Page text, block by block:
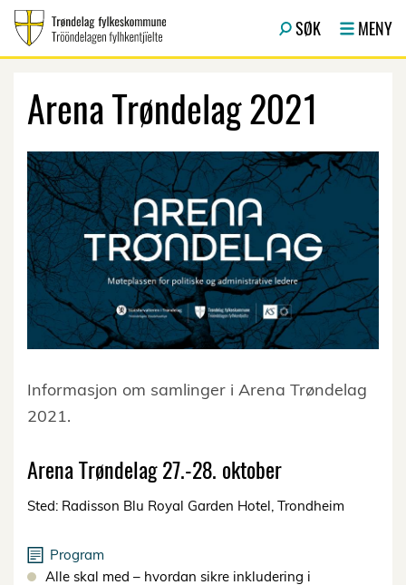
SØK MENY
Arena Trøndelag 2021
Informasjon om samlinger i Arena Trøndelag
2021.
Arena Trøndelag 27.-28. oktober
Sted: Radisson Blu Royal Garden Hotel, Trondheim
Program
Alle skal med – hvordan sikre inkludering i